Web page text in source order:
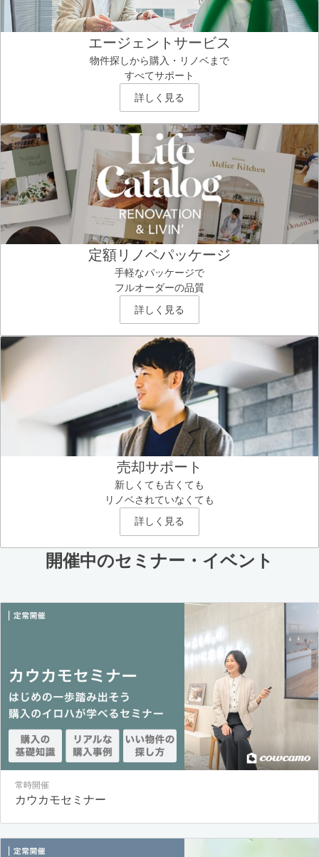
エージェントサービス
物件探しから購入・リノベまで
すべてサポート
詳しく見る
定額リノベパッケージ
手軽なパッケージで
フルオーダーの品質
詳しく見る
売却サポート
新しくても古くても
リノベされていなくても
詳しく見る
開催中のセミナー・イベント
常時開催
カウカモセミナー